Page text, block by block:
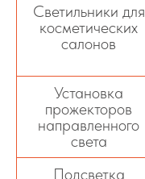
Светильники для
косметических
салонов
Установка
прожекторов
направленного
света
Подсветка